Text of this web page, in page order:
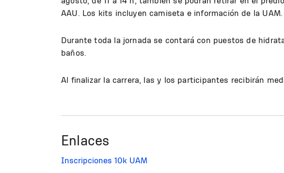
AAU. Los kits incluyen camiseta e información de la UAM.
Durante toda la jornada se contará con puestos de
baños.
Al finalizar la carrera, las y los participantes recibirán
Enlaces
Inscripciones 10k UAM